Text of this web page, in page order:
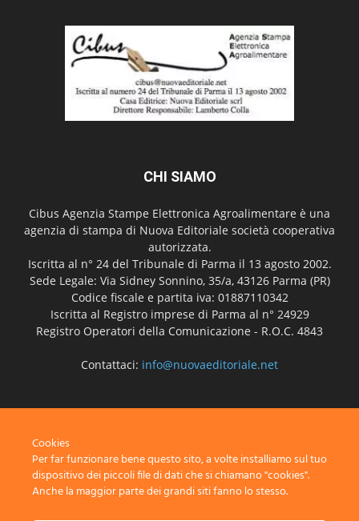
CHI SIAMO
Cibus Agenzia Stampe Elettronica Agroalimentare è una
agenzia di stampa di Nuova Editoriale società cooperativa
autorizzata.
Iscritta al n° 24 del Tribunale di Parma il 13 agosto 2002.
Sede Legale: Via Sidney Sonnino, 35/a, 43126 Parma (PR)
Codice fiscale e partita iva: 01887110342
Iscritta al Registro imprese di Parma al n° 24929
Registro Operatori della Comunicazione - R.O.C. 4843
Contattaci: info@nuovaeditoriale.net
Cookies
Per far funzionare bene questo sito, a volte installiamo sul tuo
dispositivo dei piccoli file di dati che si chiamano "cookies".
Anche la maggior parte dei grandi siti fanno lo stesso.